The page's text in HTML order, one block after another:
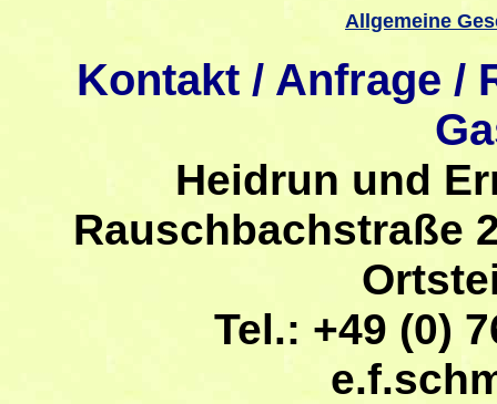
Allgemeine
Kontakt / Anfrage /
Heidrun und
Rauschbachstraße
Tel.: +49 (0)